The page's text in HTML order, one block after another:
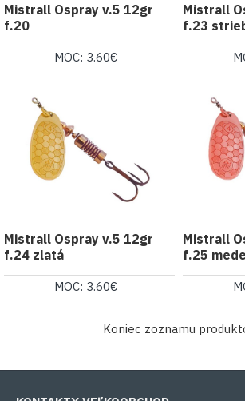
Mistrall Ospray v.5 12gr
f.20
MOC: 3.60€
Mistrall
f.23
Mistrall Ospray v.5 12gr
f.24 zlatá
MOC: 3.60€
Mistrall
f.25
Koniec zoznamu